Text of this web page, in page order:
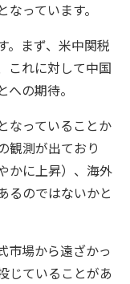
っています。
。まず、米中関税
これに対して中国
の期待。
なっていることか
観測が出ており
かに上昇）、海外
るのではないかと
市場から遠ざかっ
じていることがあ